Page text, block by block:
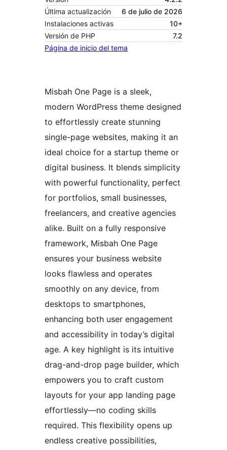
Última actualización
6 de julio de 2026
Instalaciones activas
10+
Versión de PHP
7.2
Página de inicio del tema
Misbah One Page is a sleek,
modern WordPress theme designed
to effortlessly create stunning
single-page websites, making it an
ideal choice for a startup theme or
digital business. It blends simplicity
with powerful functionality, perfect
for portfolios, small businesses,
freelancers, and creative agencies
alike. Built on a fully responsive
framework, Misbah One Page
ensures your business website
looks flawless and operates
smoothly on any device, from
desktops to smartphones,
enhancing both user engagement
and accessibility in today’s digital
age. A key highlight is its intuitive
drag-and-drop page builder, which
empowers you to craft custom
layouts for your app landing page
effortlessly—no coding skills
required. This flexibility opens up
endless creative possibilities,